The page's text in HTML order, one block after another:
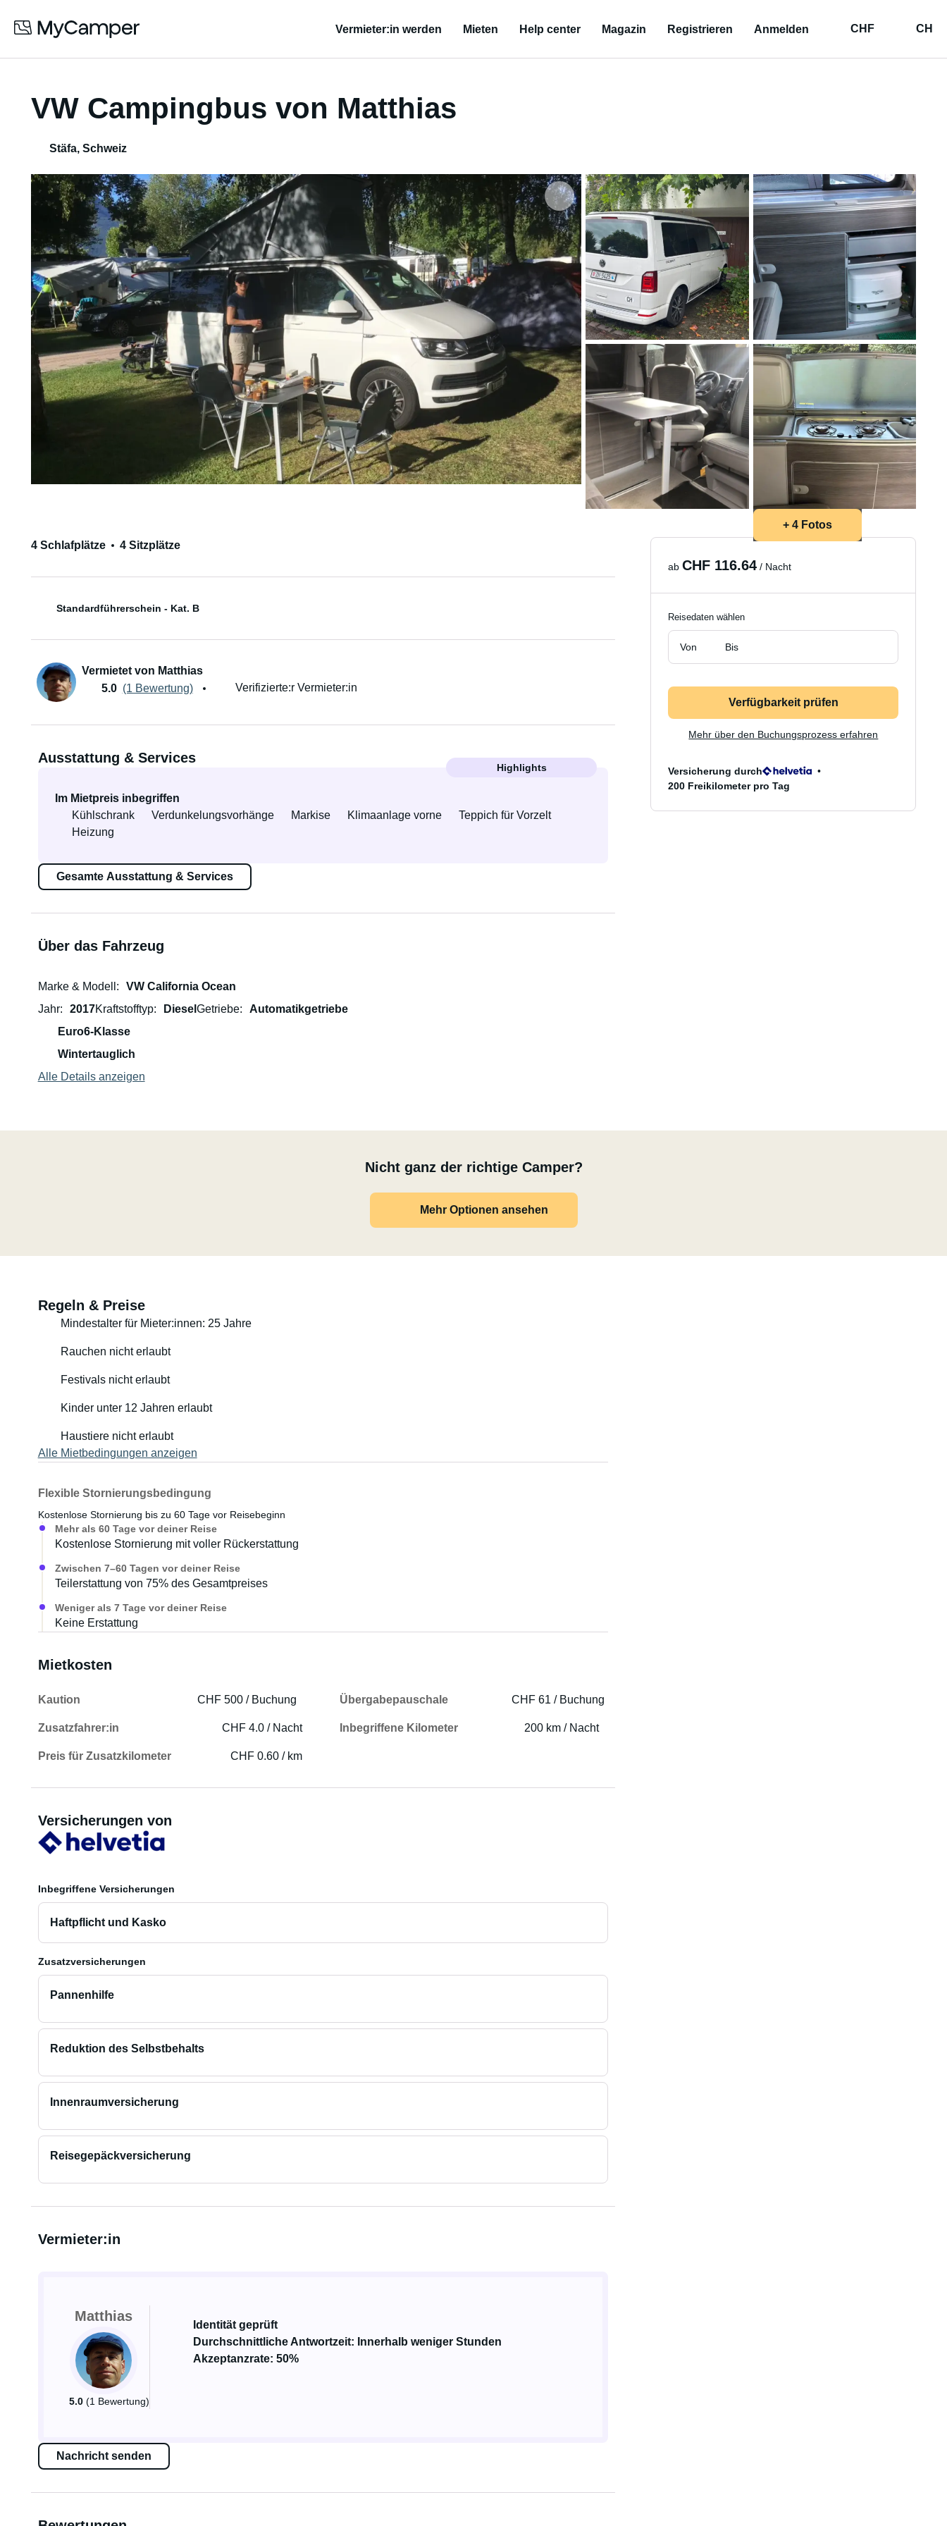
Vermieter:in werden Mieten Help center Magazin Registrieren Anmelden CHF CH
VW Campingbus von Matthias
Stäfa, Schweiz
+ 4 Fotos
4 Schlafplätze
4 Sitzplätze
Standardführerschein - Kat. B
Vermietet von Matthias
5.0 (1 Bewertung) Verifizierte:r Vermieter:in
Ausstattung & Services
Highlights
Im Mietpreis inbegriffen
Kühlschrank
Verdunkelungsvorhänge Markise Klimaanlage vorne
Teppich für Vorzelt
Heizung
Gesamte Ausstattung & Services
Über das Fahrzeug
Marke & Modell
VW California Ocean
Jahr
2017Kraftstofftyp Diesel Getriebe
Automatikgetriebe
Euro6-Klasse
Wintertauglich
Alle Details anzeigen
Nicht ganz der richtige Camper?
Mehr Optionen ansehen
Regeln & Preise
Mindestalter für Mieter:innen: 25 Jahre
Rauchen nicht erlaubt
Festivals nicht erlaubt
Kinder unter 12 Jahren erlaubt
Haustiere nicht erlaubt
Alle Mietbedingungen anzeigen
Flexible Stornierungsbedingung
Kostenlose Stornierung bis zu 60 Tage vor Reisebeginn
Mehr als 60 Tage vor deiner Reise
Kostenlose Stornierung mit voller Rückerstattung
Zwischen 7–60 Tagen vor deiner Reise
Teilerstattung von 75% des Gesamtpreises
Weniger als 7 Tage vor deiner Reise
Keine Erstattung
Mietkosten
Kaution CHF 500 / Buchung Übergabepauschale CHF 61 / Buchung
Zusatzfahrer:in CHF 4.0 / Nacht Inbegriffene Kilometer 200 km / Nacht
Preis für Zusatzkilometer CHF 0.60 / km
Versicherungen von
Inbegriffene Versicherungen
Haftpflicht und Kasko
Zusatzversicherungen
Pannenhilfe
Reduktion des Selbstbehalts
Innenraumversicherung
Reisegepäckversicherung
Vermieter:in
Matthias
5.0 (1 Bewertung)
Identität geprüft
Durchschnittliche Antwortzeit: Innerhalb weniger Stunden
Akzeptanzrate: 50%
Nachricht senden
abCHF 116.64 / Nacht
Reisedaten wählen
Von Bis
Verfügbarkeit prüfen
Mehr über den Buchungsprozess erfahren
Versicherung durch
200 Freikilometer pro Tag